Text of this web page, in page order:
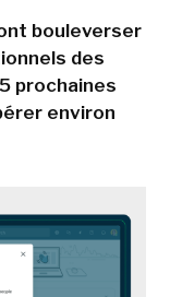
bouleverser
des
prochaines
environ